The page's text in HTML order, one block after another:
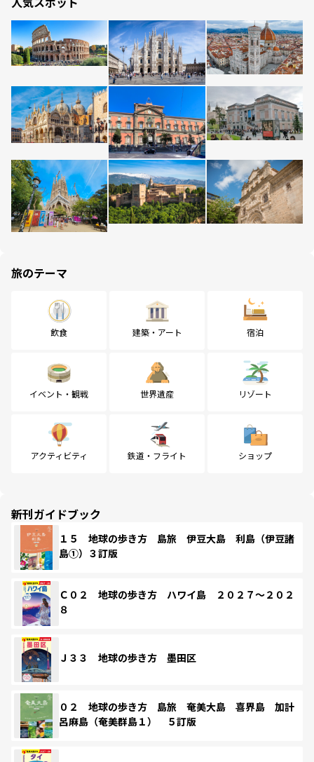
旅のテーマ
飲食 建築・アート 宿泊
イベント・観戦 世界遺産 リゾート
アクティビティ 鉄道・フライト ショップ
新刊ガイドブック
１５ 地球の歩き方 島旅 伊豆大島 利島（伊豆諸
島①）３訂版
Ｃ０２ 地球の歩き方 ハワイ島 ２０２７～２０２
８
Ｊ３３ 地球の歩き方 墨田区
０２ 地球の歩き方 島旅 奄美大島 喜界島 加計
呂麻島（奄美群島１） ５訂版